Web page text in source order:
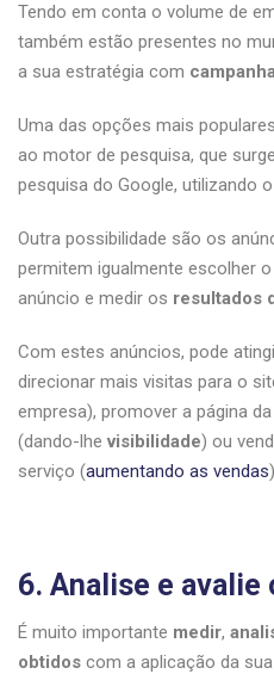
Tendo em conta o volume de
também estão presentes no
a sua estratégia com
Uma das opções mais
ao motor de pesquisa, que
pesquisa do Google, utilizando o
Outra possibilidade são os
permitem igualmente escolher
anúncio e medir os resultados
Com estes anúncios, pode
direcionar mais visitas para o
empresa), promover a página
(dando-lhevisibilidade) ou
serviço (aumentando as vendas
6. Analise e avalie
É muito importante medir,
obtidos com a aplicação da